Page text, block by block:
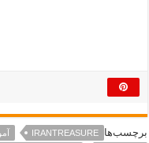
برچسب‌ها IRANTREASURE